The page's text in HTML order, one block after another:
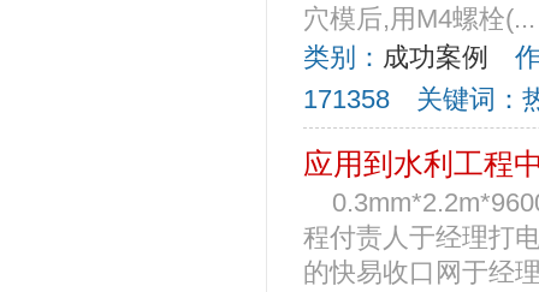
穴模后,用M4螺栓(...
类别： 成功案例
作
171358 关键词：
应用到水利工程
程付责人于经理打
的快易收口网于经